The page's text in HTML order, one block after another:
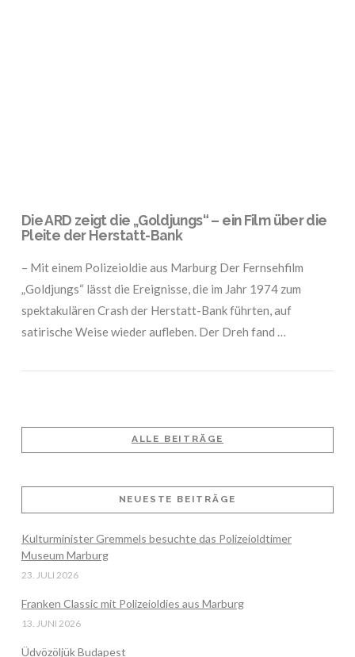
Die ARD zeigt die „Goldjungs“ – ein Film über die
Pleite der Herstatt-Bank
– Mit einem Polizeioldie aus Marburg Der Fernsehfilm
„Goldjungs“ lässt die Ereignisse, die im Jahr 1974 zum
spektakulären Crash der Herstatt-Bank führten, auf
satirische Weise wieder aufleben. Der Dreh fand …
ALLE BEITRÄGE
NEUESTE BEITRÄGE
Kulturminister Gremmels besuchte das Polizeioldtimer
Museum Marburg
23. JULI 2026
Franken Classic mit Polizeioldies aus Marburg
13. JUNI 2026
Üdvözöljük Budapest